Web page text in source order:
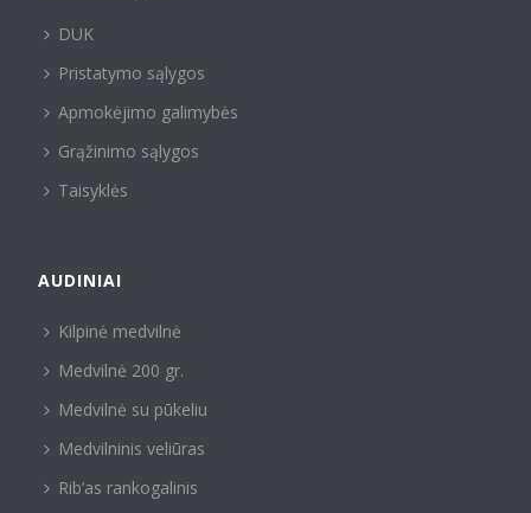
DUK
Pristatymo sąlygos
Apmokėjimo galimybės
Grąžinimo sąlygos
Taisyklės
AUDINIAI
Kilpinė medvilnė
Medvilnė 200 gr.
Medvilnė su pūkeliu
Medvilninis veliūras
Rib’as rankogalinis